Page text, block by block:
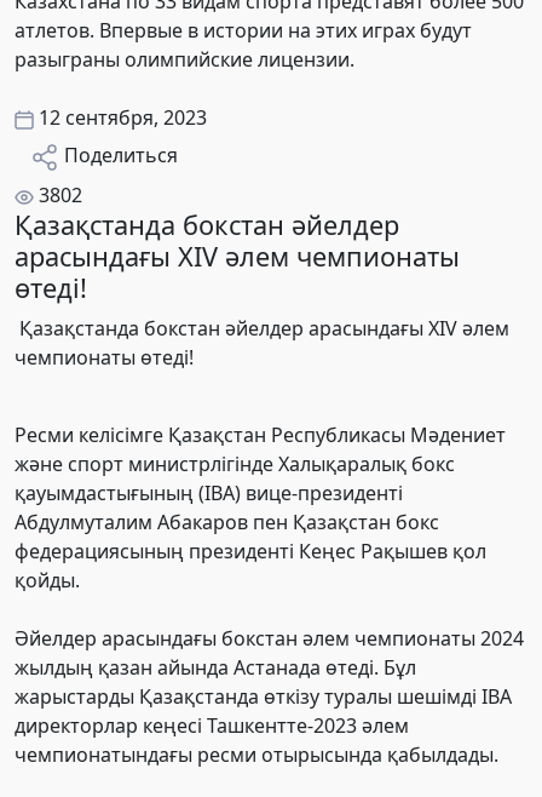
атлетов. Впервые в истории на этих играх будут
разыграны олимпийские лицензии.
12 сентября, 2023
Поделиться
3802
Қазақстанда бокстан әйелдер
арасындағы XIV әлем чемпионаты
өтеді!
Қазақстанда бокстан әйелдер арасындағы XIV әлем
чемпионаты өтеді!
Ресми келісімге Қазақстан Республикасы Мәдениет
және спорт министрлігінде Халықаралық бокс
қауымдастығының (IBА) вице-президенті
Абдулмуталим Абакаров пен Қазақстан бокс
федерациясының президенті Кеңес Рақышев қол
қойды.
Әйелдер арасындағы бокстан әлем чемпионаты 2024
жылдың қазан айында Астанада өтеді. Бұл
жарыстарды Қазақстанда өткізу туралы шешімді IBA
директорлар кеңесі Ташкентте-2023 әлем
чемпионатындағы ресми отырысында қабылдады.